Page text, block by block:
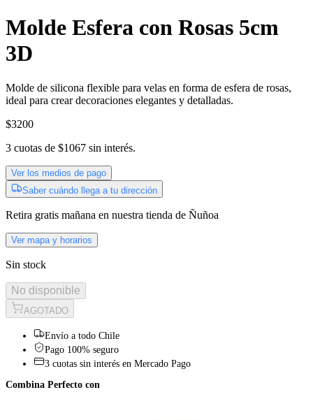
Molde Esfera con Rosas 5cm
3D
Molde de silicona flexible para velas en forma de esfera de rosas,
ideal para crear decoraciones elegantes y detalladas.
$3200
3 cuotas de $1067 sin interés.
Ver los medios de pago
Saber cuándo llega a tu dirección
Retira gratis mañana en nuestra tienda de Ñuñoa
Ver mapa y horarios
Sin stock
No disponible
AGOTADO
Envío a todo Chile
Pago 100% seguro
3 cuotas sin interés en Mercado Pago
Combina Perfecto con